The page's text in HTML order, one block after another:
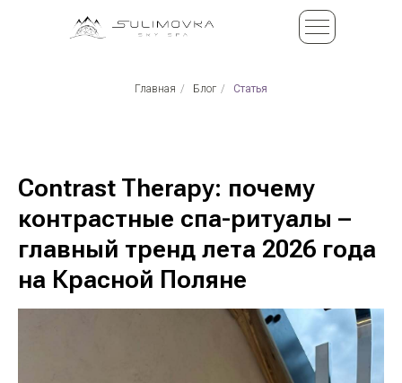
Главная / Блог / Статья
Contrast Therapy: почему
контрастные спа-ритуалы –
главный тренд лета 2026 года
на Красной Поляне